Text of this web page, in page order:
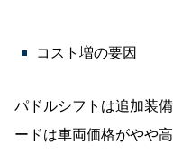
コスト増の要因
パドルシフトは追加装
ードは車両価格がやや